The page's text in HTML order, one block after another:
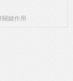
鍵作用